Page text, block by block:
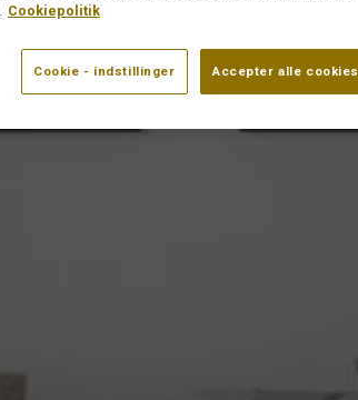
Cookiepolitik
Cookie - indstillinger Accepter alle cookies